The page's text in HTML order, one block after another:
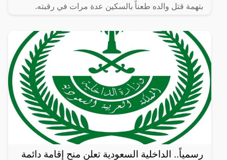
بتهمة قتل والده طعناً بالسكين عدة مرات في رقبته.
رسمياً.. الداخلية السعودية تعلن منح إقامة دائمة